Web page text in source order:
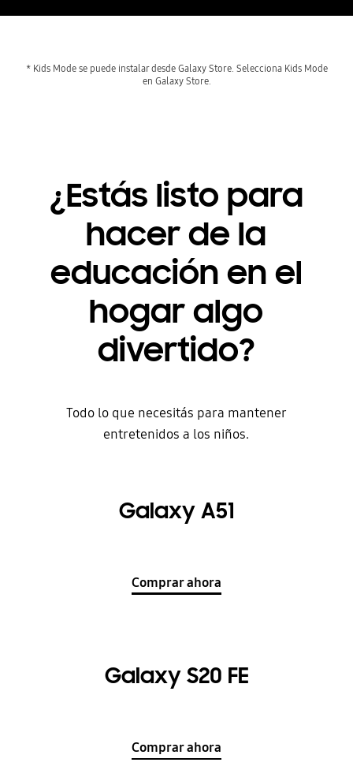
* Kids Mode se puede instalar desde Galaxy Store. Selecciona Kids Mode
en Galaxy Store.
¿Estás listo para
hacer de la
educación en el
hogar algo
divertido?
Todo lo que necesitás para mantener
entretenidos a los niños.
Galaxy A51
Comprar ahora
Galaxy S20 FE
Comprar ahora